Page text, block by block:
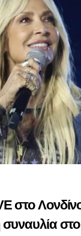
στο
συναυλία